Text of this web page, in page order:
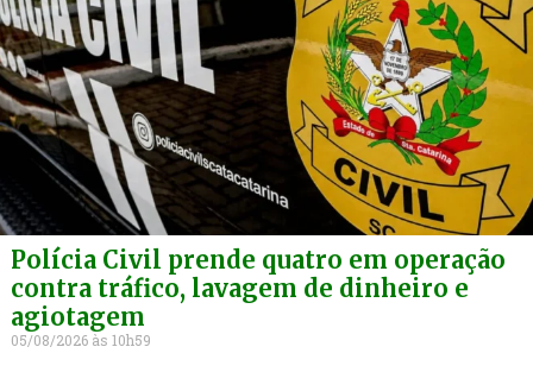
Polícia Civil prende quatro em operação
contra tráfico, lavagem de dinheiro e
agiotagem
05/08/2026 10h59